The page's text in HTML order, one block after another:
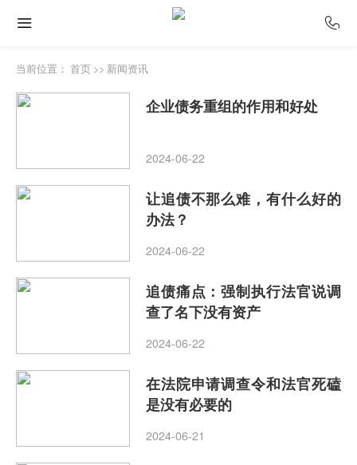
当前位置： 首页>> 新闻资讯
企业债务重组的作用和好处
2024-06-22
让追债不那么难，有什么好的
办法？
2024-06-22
追债痛点：强制执行法官说调
查了名下没有资产
2024-06-22
在法院申请调查令和法官死磕
是没有必要的
2024-06-21